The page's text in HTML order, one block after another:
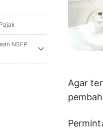
NSFP
Agar